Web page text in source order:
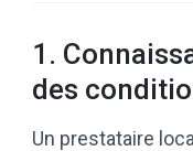
1.
des
Un prestataire